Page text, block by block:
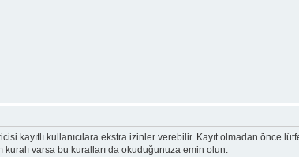
kayıtlı kullanıcılara ekstra izinler verebilir. Kayıt olmadan önce
varsa bu kuralları da okuduğunuza emin olun.